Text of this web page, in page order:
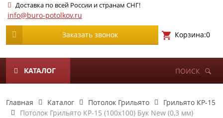
Доставка по всей России и странам СНГ!
info@buro-potolkov.ru
Заказать звонок Корзина:0
КАТАЛОГ ПОИСК
Главная Каталог Потолок Грильято
Грильято КР-15
Потолок Грильято КР-15 (100х100) Бук New (0,3 мм)